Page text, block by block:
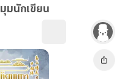
มุมนักเขียน